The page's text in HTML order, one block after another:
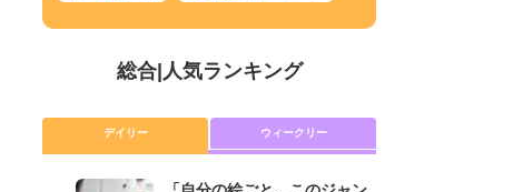
総合| 人気ランキング
デイリー ウィークリー